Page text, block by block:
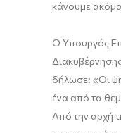
κάνουμε
Ο Υπουργός
δήλωσε: «Οι
ένα από τα
Από την αρχή